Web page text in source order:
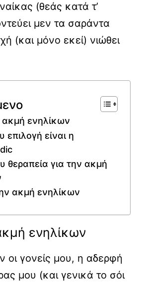
(θεάς κατά τ’
μεν τα σαράντα
(και μόνο εκεί) νιώθει
ενηλίκων
επιλογή είναι η
θεραπεία για την ακμή
ακμή ενηλίκων
ενηλίκων
οι γονείς μου, η αδερφή
μου (και γενικά το σόι